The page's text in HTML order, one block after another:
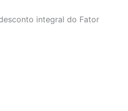
integral do Fator